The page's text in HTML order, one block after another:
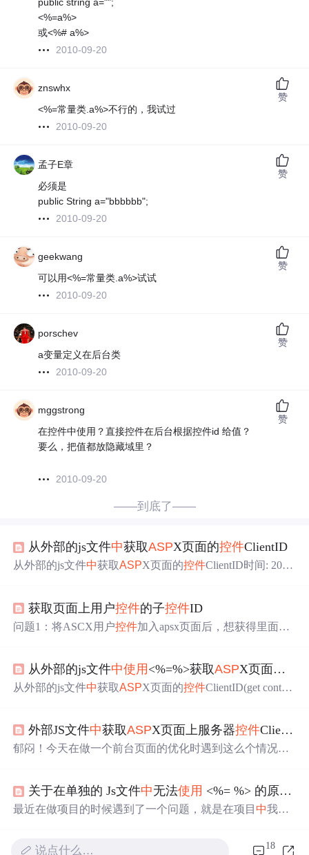
public string a="";
<%=a%>
或<%# a%>
2010-09-20
znswhx
<%=常量类.a%>不行的，我试过
2010-09-20
赞
孟子E章
必须是
public String a="bbbbbb";
2010-09-20
赞
geekwang
可以用<%=常量类.a%>试试
2010-09-20
赞
porschev
a变量定义在后台类
2010-09-20
赞
mggstrong
在控件中使用？直接控件在后台根据控件id 给值？
要么，把值都放隐藏域里？
2010-09-20
赞
——到底了——
从外部的js文件中获取ASPX页面的控件ClientID
从外部的js文件中获取ASPX页面的控件ClientID时间: 2008
成一个ClientID（Control Tree中的可生成，否
获取页面上用户控件的子控件ID
问题1：将ASCX用户控件加入apsx页面后，想获得里面的
控件的上一个值，应该是onpageload事件先于控件形成之前
执行。 解决方法：在用户控件上添加一个隐藏的label，将
从外部的js文件中使用 <%=%>获取ASPX页面的ClientID获取后台代码
从外部的js文件中获取ASPX页面的控件ClientID(get control
自动将容器中的控件生成
外部JS文件中获取ASPX页面上服务器控件ClientID
郁闷！今天在做一个前台页面的优化时遇到这么个情况。
是不出现效果。后来才发现是这里出了问题： 以下转至：
http://www.jb51.net/article/17262.htm 当
使用MasterPage、Use
关于在单独的 Js文件中无法使用 <%= %> 的原因及解决方案
最近在做项目的时候遇到了一个问题，就是在项目 中我使
说点什么… 18